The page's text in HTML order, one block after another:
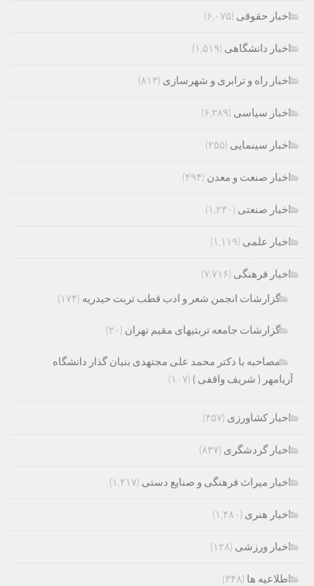
اخبار حقوقی (۶,۰۷۵)
اخبار دانشگاهی (۱,۵۱۹)
اخبار راه و ترابری و شهرسازی (۸۱۳)
اخبار سیاسی (۶,۳۸۹)
اخبار سینمایی (۲۵۵)
اخبار صنعت و معدن (۴۹۴)
اخبار صنعتی (۱,۲۳۰)
اخبار علمی (۱,۱۱۹)
اخبار فرهنگی (۷,۷۱۶)
گزارشات انجمن شعر و ادب قطب تربت حیدریه (۱۷۴)
گزارشات جامعه تربتیهای مقیم تهران (۲۰)
مصاحبه با دکتر محمد علی مجتهدی بنیان گذار دانشگاه
آریامهر ( شریف واقفی ) (۱۰۷)
اخبار کشاورزی (۴۵۷)
اخبار گردشگری (۸۳۷)
اخبار میراث فرهنگی و صنایع دستی (۱,۴۱۷)
اخبار هنری (۱,۴۸۰)
اخبار ورزشی (۱۲۸)
اطلاعیه ها (۳۴۸)